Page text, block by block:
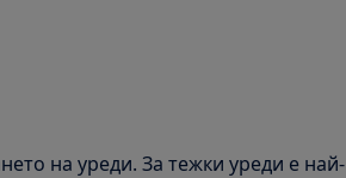
на уреди. За тежки уреди е най-